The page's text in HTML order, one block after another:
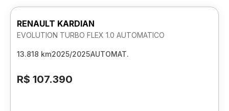
RENAULT KARDIAN
EVOLUTION TURBO FLEX 1.0 AUTOMATICO
13.818 km2025/2025AUTOMAT.
R$ 107.390